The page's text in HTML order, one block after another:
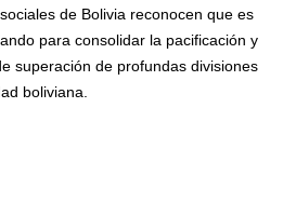
de Bolivia reconocen que es
para consolidar la pacificación y
superación de profundas divisiones
boliviana.